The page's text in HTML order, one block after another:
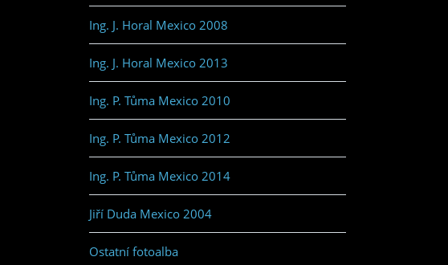
Ing. J. Horal Mexico 2008
Ing. J. Horal Mexico 2013
Ing. P. Tůma Mexico 2010
Ing. P. Tůma Mexico 2012
Ing. P. Tůma Mexico 2014
Jiří Duda Mexico 2004
Ostatní fotoalba